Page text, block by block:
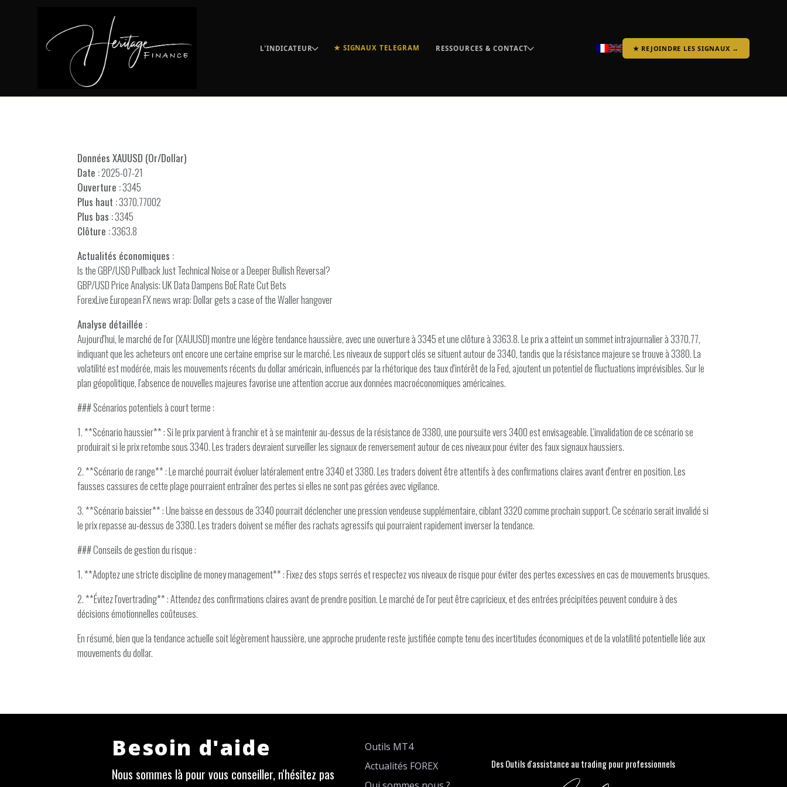
L'INDICATEUR ★ SIGNAUX TELEGRAM RESSOURCES & CONTACT ★ REJOINDRE LES SIGNAUX →
Données XAUUSD (Or/Dollar)
Date :2025-07-21
Ouverture :3345
Plus haut :3370.77002
Plus bas :3345
Clôture :3363.8
Actualités économiques :
Is the GBP/USD Pullback Just Technical Noise or a Deeper Bullish Reversal?
GBP/USD Price Analysis: UK Data Dampens BoE Rate Cut Bets
ForexLive European FX news wrap: Dollar gets a case of the Waller hangover
Analyse détaillée :
Aujourd'hui, le marché de l'or (XAUUSD) montre une légère tendance haussière, avec une ouverture à 3345 et une clôture à 3363.8. Le prix a atteint un sommet intrajournalier à 3370.77,
indiquant que les acheteurs ont encore une certaine emprise sur le marché. Les niveaux de support clés se situent autour de 3340, tandis que la résistance majeure se trouve à 3380. La
volatilité est modérée, mais les mouvements récents du dollar américain, influencés par la rhétorique des taux d'intérêt de la Fed, ajoutent un potentiel de fluctuations imprévisibles. Sur le
plan géopolitique, l'absence de nouvelles majeures favorise une attention accrue aux données macroéconomiques américaines.
### Scénarios potentiels à court terme :
1. **Scénario haussier** : Si le prix parvient à franchir et à se maintenir au-dessus de la résistance de 3380, une poursuite vers 3400 est envisageable. L'invalidation de ce scénario se
produirait si le prix retombe sous 3340. Les traders devraient surveiller les signaux de renversement autour de ces niveaux pour éviter des faux signaux haussiers.
2. **Scénario de range** : Le marché pourrait évoluer latéralement entre 3340 et 3380. Les traders doivent être attentifs à des confirmations claires avant d'entrer en position. Les
fausses cassures de cette plage pourraient entraîner des pertes si elles ne sont pas gérées avec vigilance.
3. **Scénario baissier** : Une baisse en dessous de 3340 pourrait déclencher une pression vendeuse supplémentaire, ciblant 3320 comme prochain support. Ce scénario serait invalidé si
le prix repasse au-dessus de 3380. Les traders doivent se méfier des rachats agressifs qui pourraient rapidement inverser la tendance.
### Conseils de gestion du risque :
1. **Adoptez une stricte discipline de money management** : Fixez des stops serrés et respectez vos niveaux de risque pour éviter des pertes excessives en cas de mouvements brusques.
2. **Évitez l'overtrading** : Attendez des confirmations claires avant de prendre position. Le marché de l'or peut être capricieux, et des entrées précipitées peuvent conduire à des
décisions émotionnelles coûteuses.
En résumé, bien que la tendance actuelle soit légèrement haussière, une approche prudente reste justifiée compte tenu des incertitudes économiques et de la volatilité potentielle liée aux
mouvements du dollar.
Besoin d'aide
Nous sommes là pour vous conseiller, n'hésitez pas
Outils MT4
Actualités FOREX
Des Outils d'assistance au trading pour professionnels